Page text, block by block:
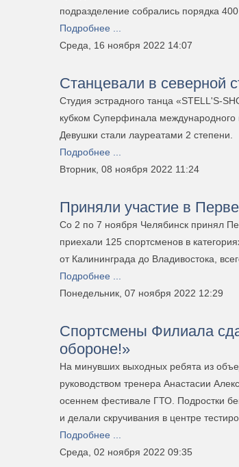
подразделение собрались порядка 400
Подробнее ...
Среда, 16 ноября 2022 14:07
Станцевали в северной
Студия эстрадного танца «STELL'S-
кубком Суперфинала
Девушки стали лауреатами 2 степени.
Подробнее ...
Вторник, 08 ноября 2022 11:24
Приняли участие в
Со 2 по 7 ноября Челябинск принял
приехали 125 спортсменов в
от Калининграда до Владивостока,
Подробнее ...
Понедельник, 07 ноября 2022 12:29
Спортсмены Филиала
обороне!»
На минувших выходных ребята из
руководством тренера Анастасии
осеннем фестивале ГТО. Подростки
и делали скручивания в центре
Подробнее ...
Среда, 02 ноября 2022 09:35